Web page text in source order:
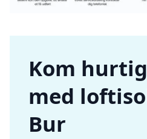
Kom
med
Bur